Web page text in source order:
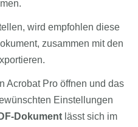
wird empfohlen diese
zusammen mit den
Acrobat Pro öffnen und das
Einstellungen
Dokument lässt sich im